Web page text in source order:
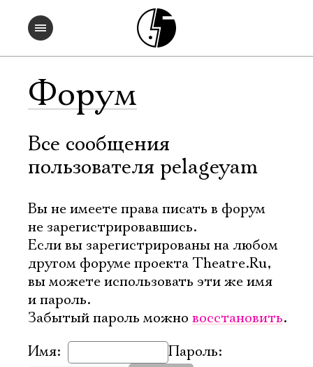
Форум
Все сообщения
пользователя pelageyam
Вы не имеете права писать в форум
не зарегистрировавшись.
Если вы зарегистрированы на любом
другом форуме проекта Theatre.Ru,
вы можете использовать эти же имя
и пароль.
Забытый пароль можно восстановить.
Имя:
Пароль: